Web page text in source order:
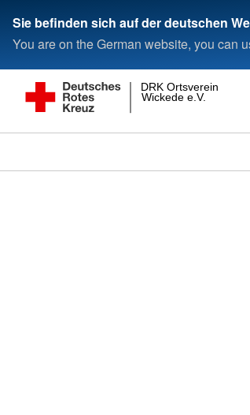
Sie befinden sich auf der deutschen
You are on the German website, you can
Wickede e.V.
DRK Ortsverein